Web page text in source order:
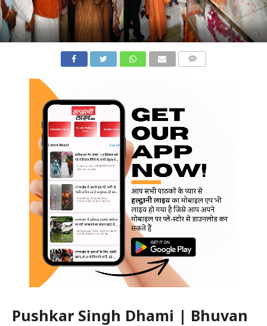
Pushkar Singh Dhami | Bhuvan